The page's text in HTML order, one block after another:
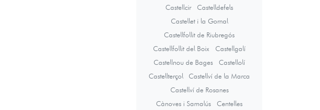
Castellcir
Castelldefels
Castellet i la Gornal
Castellfollit de Riubregós
Castellfollit del Boix
Castellgalí
Castellnou de Bages
Castellolí
Castellterçol
Castellví de la Marca
Castellví de Rosanes
Cànoves i Samalús
Centelles